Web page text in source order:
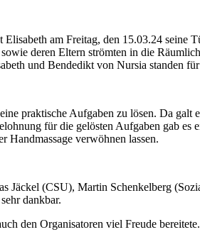
am Freitag, den 15.03.24 seine
deren Eltern strömten in die
und Bendedikt von Nursia standen
praktische Aufgaben zu lösen. Da
für die gelösten Aufgaben gab es
Handmassage verwöhnen lassen.
(CSU), Martin Schenkelberg
dankbar.
den Organisatoren viel Freude